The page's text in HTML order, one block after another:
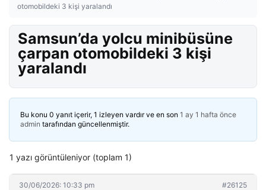
otomobildeki 3 kişi yaralandı
Samsun’da yolcu minibüsüne
çarpan otomobildeki 3 kişi
yaralandı
Bu konu 0 yanıt içerir, 1 izleyen vardır ve en son 1 ay 1 hafta önce
admin tarafından güncellenmiştir.
1 yazı görüntüleniyor (toplam 1)
30/06/2026: 10:33 pm #26125